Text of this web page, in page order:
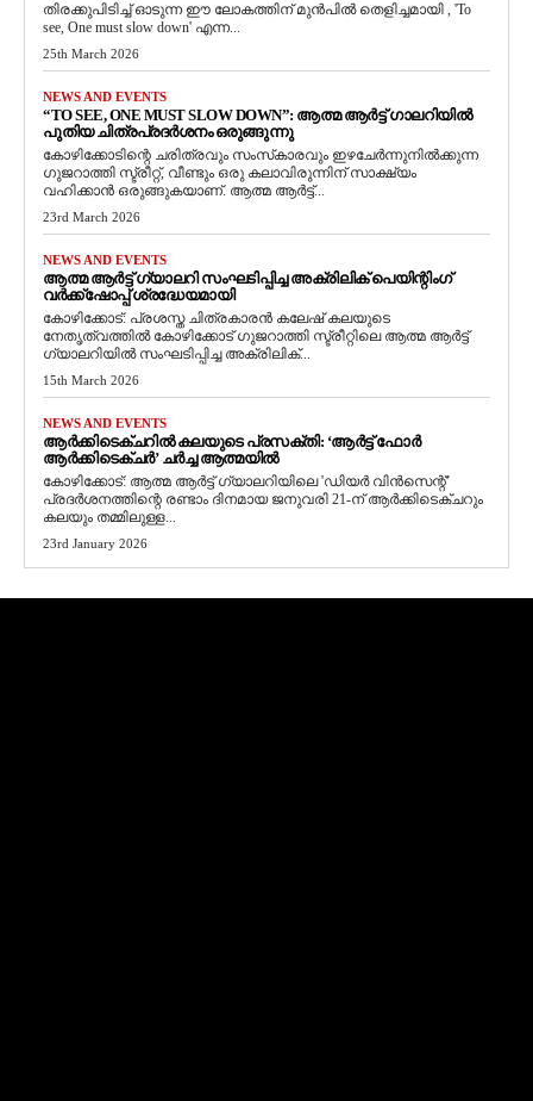
തിരക്കുപിടിച്ച് ഓടുന്ന ഈ ലോകത്തിന് മുൻപിൽ തെളിച്ചമായി , 'To
see, One must slow down' എന്ന...
25th March 2026
NEWS AND EVENTS
“TO SEE, ONE MUST SLOW DOWN”: ആത്മ ആർട്ട് ഗാലറിയിൽ
പുതിയ ചിത്രപ്രദർശനം ഒരുങ്ങുന്നു
കോഴിക്കോടിന്റെ ചരിത്രവും സംസ്‌കാരവും ഇഴചേർന്നുനിൽക്കുന്ന
ഗുജറാത്തി സ്ട്രീറ്റ്, വീണ്ടും ഒരു കലാവിരുന്നിന് സാക്ഷ്യം
വഹിക്കാൻ ഒരുങ്ങുകയാണ്. ആത്മ ആർട്ട്...
23rd March 2026
NEWS AND EVENTS
ആത്മ ആർട്ട് ഗ്യാലറി സംഘടിപ്പിച്ച അക്രിലിക് പെയിന്റിംഗ്
വർക്ക്‌ഷോപ്പ് ശ്രദ്ധേയമായി
കോഴിക്കോട്: പ്രശസ്ത ചിത്രകാരൻ കലേഷ് കലയുടെ
നേതൃത്വത്തിൽ കോഴിക്കോട് ഗുജറാത്തി സ്ട്രീറ്റിലെ ആത്മ ആർട്ട്
ഗ്യാലറിയിൽ സംഘടിപ്പിച്ച അക്രിലിക്...
15th March 2026
NEWS AND EVENTS
ആർക്കിടെക്ചറിൽ കലയുടെ പ്രസക്തി: ‘ആർട്ട് ഫോർ
ആർക്കിടെക്ചർ’ ചർച്ച ആത്മയിൽ
​കോഴിക്കോട്: ആത്മ ആർട്ട് ഗ്യാലറിയിലെ 'ഡിയർ വിൻസെന്റ്'
പ്രദർശനത്തിന്റെ രണ്ടാം ദിനമായ ജനുവരി 21-ന് ആർക്കിടെക്ചറും
കലയും തമ്മിലുള്ള...
23rd January 2026